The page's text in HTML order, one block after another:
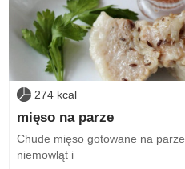
274 kcal
mięso na parze
Chude mięso gotowane na
niemowląt i